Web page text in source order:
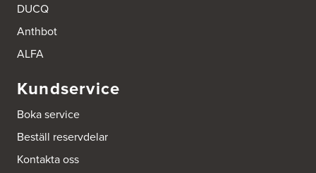
Ballingslöv Mölndal
Johannefredsgatan 7
431 53 Mölndal
Ballingslöv Sickla
131 54 Nacka
http://www.ballingslov.se
DUCQ
Anthbot
ALFA
Kundservice
Boka service
Beställ reservdelar
Kontakta oss